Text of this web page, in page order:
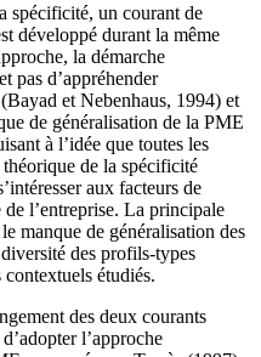
spécificité, un courant de
développé durant la même
la démarche
pas d’appréhender
et Nebenhaus, 1994) et
de généralisation de la PME
à l’idée que toutes les
de la spécificité
aux facteurs de
l’entreprise. La principale
manque de généralisation des
des profils-types
étudiés.
des deux courants
l’approche